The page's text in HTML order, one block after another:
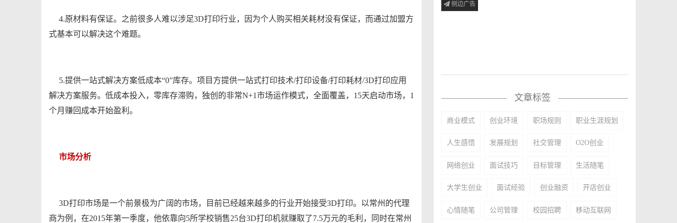
4.原材料有保证。之前很多人难以涉足3D打印行业，因为个人购买相关耗材没有保证，而通过加盟方
式基本可以解决这个难题。
5.提供一站式解决方案低成本“0”库存。项目方提供一站式打印技术/打印设备/打印耗材/3D打印应用
解决方案服务。低成本投入，零库存滞购，独创的非常N+1市场运作模式，全面覆盖，15天启动市场，1
个月赚回成本开始盈利。
市场分析
3D打印市场是一个前景极为广阔的市场，目前已经越来越多的行业开始接受3D打印。以常州的代理
商为例，在2015年第一季度，他依靠向5所学校销售25台3D打印机就赚取了7.5万元的毛利，同时在常州
侧边广告
文章标签
商业模式 创业环境 职场规则 职业生涯规划
人生感悟 发展规划 社交管理 O2O创业
网络创业 面试技巧 目标管理 生活随笔
大学生创业 面试经验 创业融资 开店创业
心情随笔 公司管理 校园招聘 移动互联网